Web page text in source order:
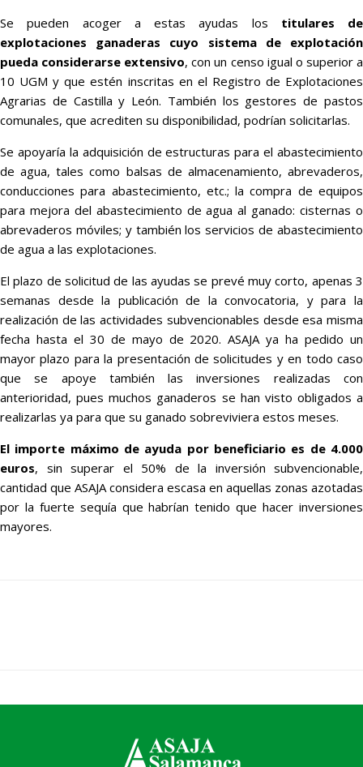
Se pueden acoger a estas ayudas los titulares de
explotaciones ganaderas cuyo sistema de explotación
pueda considerarse extensivo, con un censo igual o superior a
10 UGM y que estén inscritas en el Registro de Explotaciones
Agrarias de Castilla y León. También los gestores de pastos
comunales, que acrediten su disponibilidad, podrían solicitarlas.
Se apoyaría la adquisición de estructuras para el abastecimiento
de agua, tales como balsas de almacenamiento, abrevaderos,
conducciones para abastecimiento, etc.; la compra de equipos
para mejora del abastecimiento de agua al ganado: cisternas o
abrevaderos móviles; y también los servicios de abastecimiento
de agua a las explotaciones.
El plazo de solicitud de las ayudas se prevé muy corto, apenas 3
semanas desde la publicación de la convocatoria, y para la
realización de las actividades subvencionables desde esa misma
fecha hasta el 30 de mayo de 2020. ASAJA ya ha pedido un
mayor plazo para la presentación de solicitudes y en todo caso
que se apoye también las inversiones realizadas con
anterioridad, pues muchos ganaderos se han visto obligados a
realizarlas ya para que su ganado sobreviviera estos meses.
El importe máximo de ayuda por beneficiario es de 4.000
euros, sin superar el 50% de la inversión subvencionable,
cantidad que ASAJA considera escasa en aquellas zonas azotadas
por la fuerte sequía que habrían tenido que hacer inversiones
mayores.